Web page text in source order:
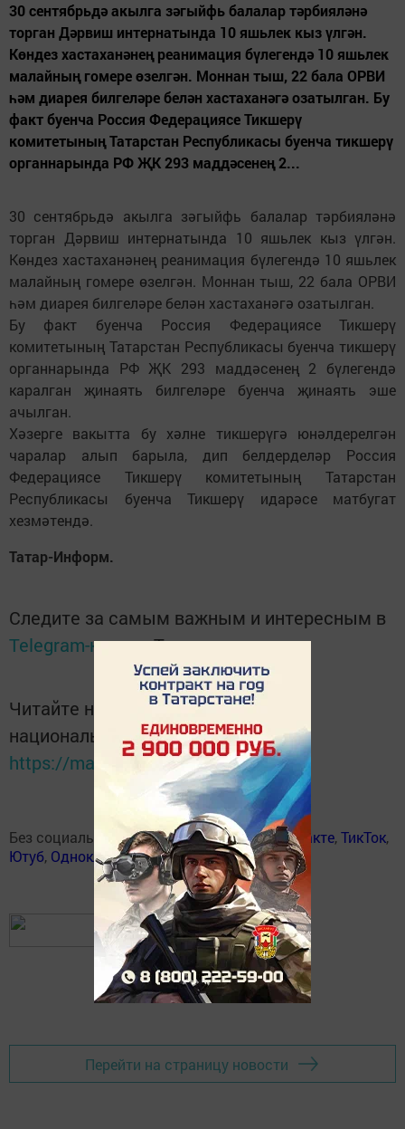
30 сентябрьдә акылга зәгыйфь балалар тәрбияләнә
торган Дәрвиш интернатында 10 яшьлек кыз үлгән.
Көндез хастаханәнең реанимация бүлегендә 10 яшьлек
малайның гомере өзелгән. Моннан тыш, 22 бала ОРВИ
һәм диарея билгеләре белән хастаханәгә озатылган. Бу
факт буенча Россия Федерациясе Тикшерү
комитетының Татарстан Республикасы буенча тикшерү
органнарында РФ ҖК 293 маддәсенең 2...
30 сентябрьдә акылга зәгыйфь балалар тәрбияләнә
торган Дәрвиш интернатында 10 яшьлек кыз үлгән.
Көндез хастаханәнең реанимация бүлегендә 10 яшьлек
малайның гомере өзелгән. Моннан тыш, 22 бала ОРВИ
һәм диарея билгеләре белән хастаханәгә озатылган.
Бу факт буенча Россия Федерациясе Тикшерү
комитетының Татарстан Республикасы буенча тикшерү
органнарында РФ ҖК 293 маддәсенең 2 бүлегендә
каралган җинаять билгеләре буенча җинаять эше
ачылган.
Хәзерге вакытта бу хәлне тикшерүгә юнәлдерелгән
чаралар алып барыла, дип белдерделәр Россия
Федерациясе Тикшерү комитетының Татарстан
Республикасы буенча Тикшерү идарәсе матбугат
хезмәтендә.
Татар-Информ.
Следите за самым важным и интересным в
Telegram-каналеТатмедиа
Читайте новости Татарстана в
национальном мессенджере MАХ:
https://max.ru/tatmedia
Без социаль челтәрләрдә:Телеграм,ВКонтакте,ТикТок,
Ютуб, Одноклассники,Твиттер,Яндекс.Дзен
Перейти на страницу новости